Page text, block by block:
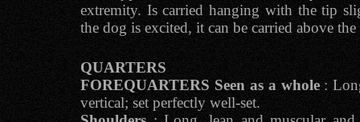
extremity. Is carried hanging with the tip
the dog is excited, it can be carried above
QUARTERS
FOREQUARTERS Seen as a whole:
vertical; set perfectly well-set.